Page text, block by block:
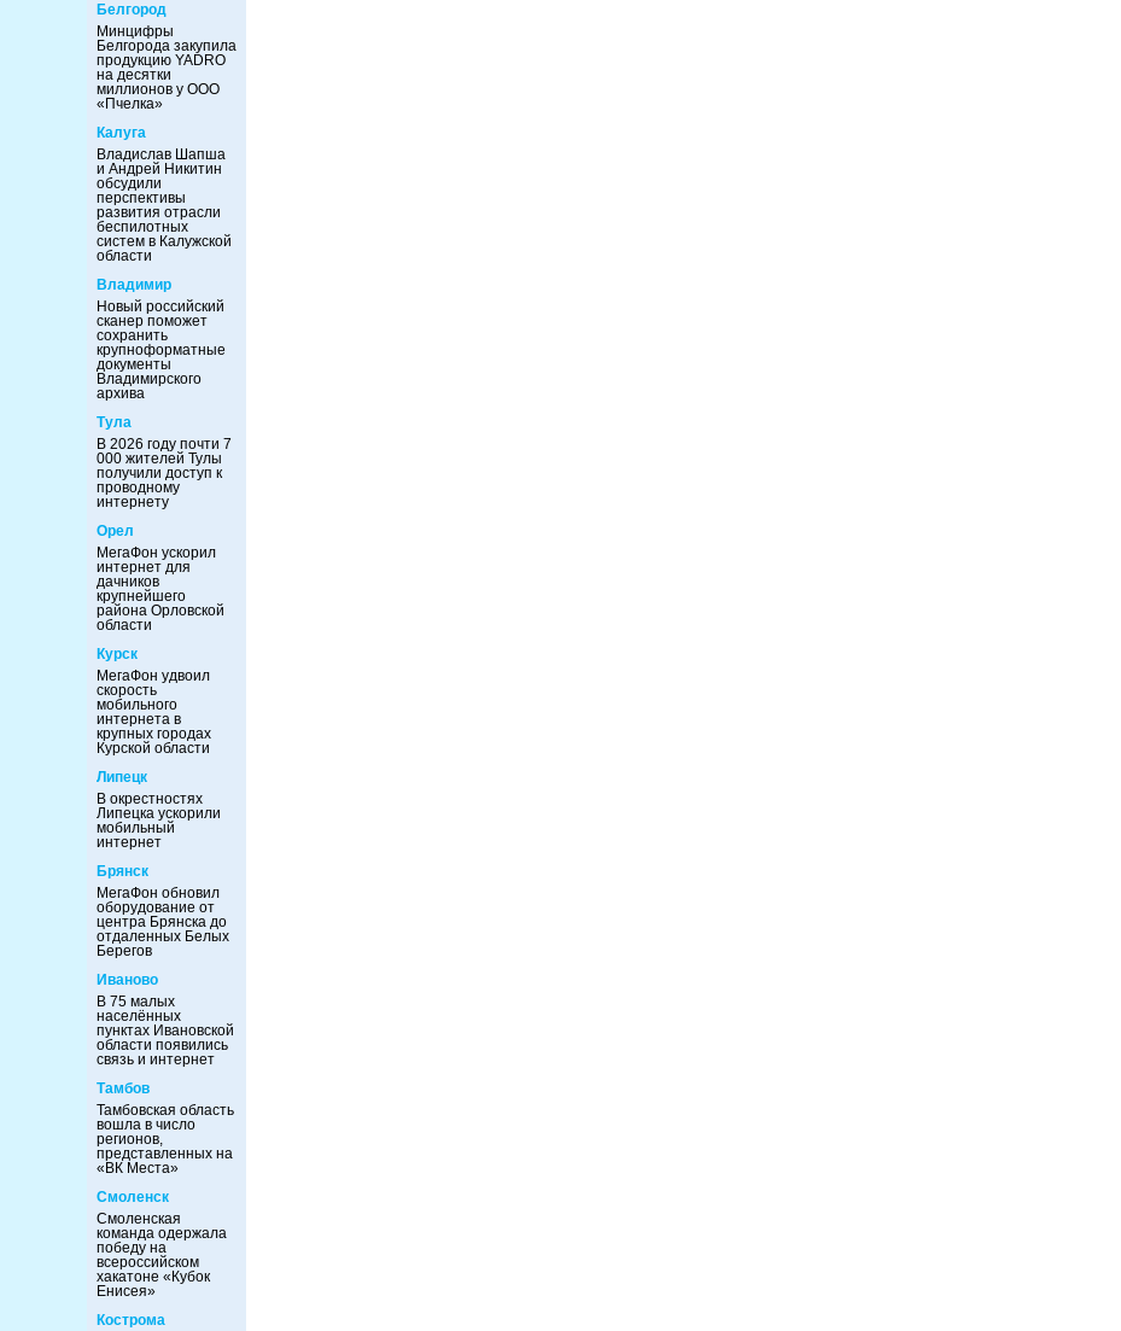
Белгород
Минцифры
Белгорода закупила
продукцию YADRO
на десятки
миллионов у ООО
«Пчелка»
Калуга
Владислав Шапша
и Андрей Никитин
обсудили
перспективы
развития отрасли
беспилотных
систем в Калужской
области
Владимир
Новый российский
сканер поможет
сохранить
крупноформатные
документы
Владимирского
архива
Тула
В 2026 году почти 7
000 жителей Тулы
получили доступ к
проводному
интернету
Орел
МегаФон ускорил
интернет для
дачников
крупнейшего
района Орловской
области
Курск
МегаФон удвоил
скорость
мобильного
интернета в
крупных городах
Курской области
Липецк
В окрестностях
Липецка ускорили
мобильный
интернет
Брянск
МегаФон обновил
оборудование от
центра Брянска до
отдаленных Белых
Берегов
Иваново
В 75 малых
населённых
пунктах Ивановской
области появились
связь и интернет
Тамбов
Тамбовская область
вошла в число
регионов,
представленных на
«ВК Места»
Смоленск
Смоленская
команда одержала
победу на
всероссийском
хакатоне «Кубок
Енисея»
Кострома